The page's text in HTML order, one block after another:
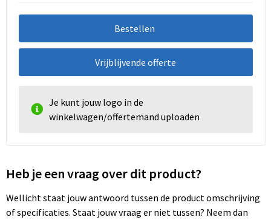
Bestellen
Vrijblijvende offerte
Je kunt jouw logo in de
winkelwagen/offertemand uploaden
Heb je een vraag over dit product?
Wellicht staat jouw antwoord tussen de product omschrijving
of specificaties. Staat jouw vraag er niet tussen? Neem dan